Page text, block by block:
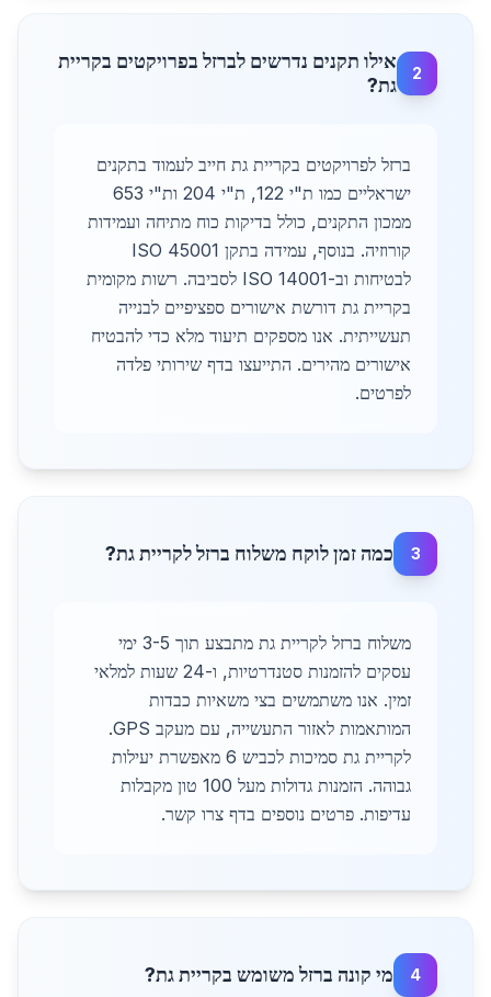
2
אילו תקנים נדרשים לברזל בפרויקטים בקריית
גת?
ברזל לפרויקטים בקריית גת חייב לעמוד בתקנים
ישראליים כמו ת"י 122, ת"י 204 ות"י 653
ממכון התקנים, כולל בדיקות כוח מתיחה ועמידות
קורוזיה. בנוסף, עמידה בתקן ISO 45001
לבטיחות וב-ISO 14001 לסביבה. רשות מקומית
בקריית גת דורשת אישורים ספציפיים לבנייה
תעשייתית. אנו מספקים תיעוד מלא כדי להבטיח
אישורים מהירים. התייעצו בדף שירותי פלדה
לפרטים.
3 כמה זמן לוקח משלוח ברזל לקריית גת?
משלוח ברזל לקריית גת מתבצע תוך 3-5 ימי
עסקים להזמנות סטנדרטיות, ו-24 שעות למלאי
זמין. אנו משתמשים בצי משאיות כבדות
המותאמות לאזור התעשייה, עם מעקב GPS.
לקריית גת סמיכות לכביש 6 מאפשרת יעילות
גבוהה. הזמנות גדולות מעל 100 טון מקבלות
עדיפות. פרטים נוספים בדף צרו קשר.
4 מי קונה ברזל משומש בקריית גת?